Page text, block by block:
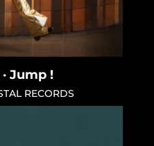
Jump !
RECORDS